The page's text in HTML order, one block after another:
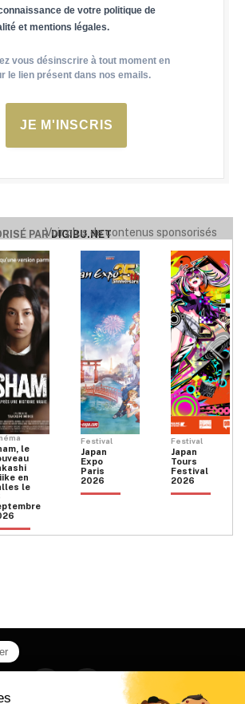
de votre politique de
et mentions légales.
vous désinscrire à tout moment en
le lien présent dans nos emails.
JE M'INSCRIS
PARDIGIBU.NET
Voir plus de contenus sponsorisés
le
en
le
Festival
Japan
Expo
Paris
2026
Festival
Japan
Tours
Festival
2026
Instagram